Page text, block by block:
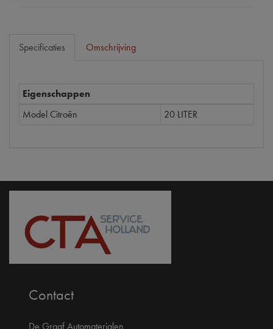
Specificaties Omschrijving
Eigenschappen
Model Citroën
20 LITER
Contact
De Graaf Automaterialen